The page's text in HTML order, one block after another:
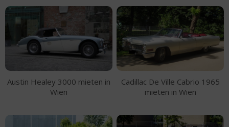
Austin Healey 3000 mieten in
Wien
Cadillac De Ville Cabrio 1965
mieten in Wien